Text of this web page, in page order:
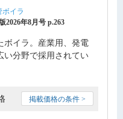
ボイラ
2026年8月号 p.263
ボイラ。産業用、発電
い分野で採用されてい
掲載価格の条件 >